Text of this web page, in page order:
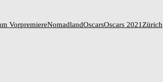
VorpremiereNomadlandOscarsOscars 2021Zürich